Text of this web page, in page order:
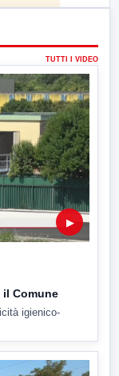
TUTTI I VIDEO
▶
il Comune
igienico-